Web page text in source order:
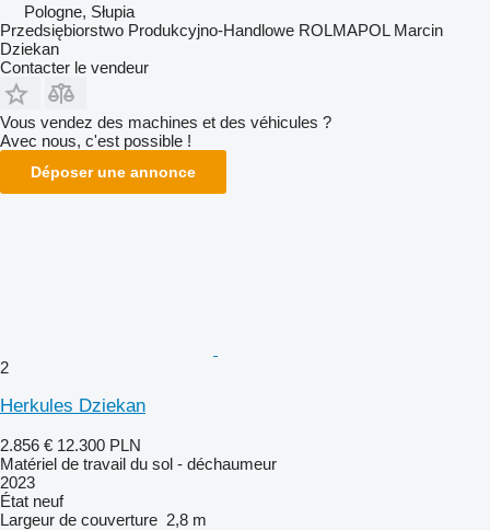
Pologne, Słupia
Przedsiębiorstwo Produkcyjno-Handlowe ROLMAPOL Marcin
Dziekan
Contacter le vendeur
Vous vendez des machines et des véhicules ?
Avec nous, c'est possible !
Déposer une annonce
2
Herkules Dziekan
2.856 € 12.300 PLN
Matériel de travail du sol - déchaumeur
2023
État neuf
Largeur de couverture 2,8 m